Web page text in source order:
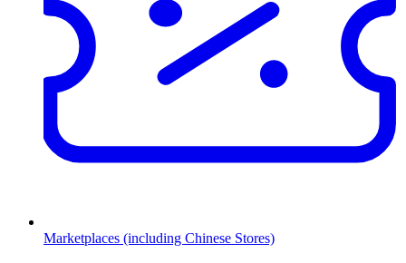
Marketplaces (including Chinese Stores)